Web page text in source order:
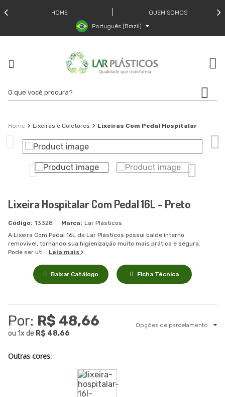
HOME
QUEM SOMOS
Português (Brazil)
Lixeiras e Coletores Lixeiras Com Pedal Hospitalar
Lixeira Hospitalar Com Pedal 16L - Preto
13328
Lar Plásticos
A Lixeira Com Pedal 16L da Lar Plásticos possui balde interno
removível, tornando sua higienização muito mais prática e segura.
Pode ser uti... Leia mais
Baixar Catálogo Ficha Técnica
Por: R$ 48,66
ou 1x de R$ 48,66
Opções de parcelamento
Outras cores: